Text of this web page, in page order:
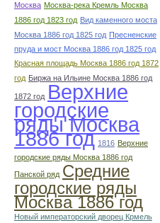
Москва Москва-река Кремль Москва
1886 год 1823 год Вид каменного моста
Москва 1886 год 1825 год Пресненские
пруда и мост Москва 1886 год 1825 год
Красная площадь Москва 1886 год 1872
год Биржа на Ильине Москва 1886 год
1872 год Верхние
городские
ряды Москва
1886 год 1816 Верхние
городские ряды Москва 1886 год
Панской ряд Средние
городские ряды
Москва 1886 год
Новый императорский дворец Крмель